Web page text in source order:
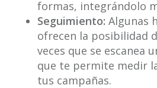
formas, integrándolo
Seguimiento: Algunas
ofrecen la posibilidad
veces que se escanea
que te permite medir
tus campañas.